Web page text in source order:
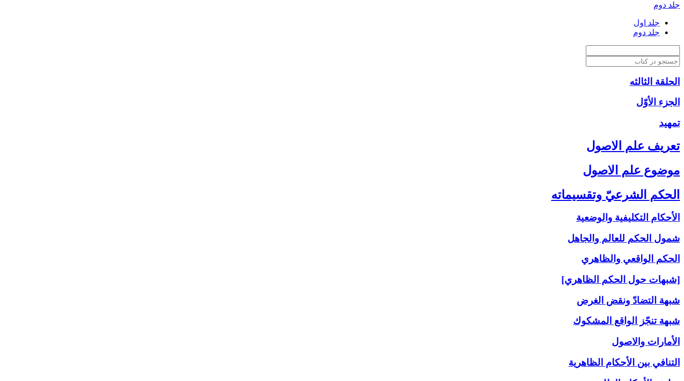
جلد دوم
جلد اول
جلد دوم
الحلقة الثالثه
الجزء الأوّل‏
تمهيد
تعريف علم الاصول‏
موضوع علم الاصول‏
الحكم الشرعيّ وتقسيماته‏
الأحكام التكليفية والوضعية
شمول الحكم للعالم والجاهل
الحكم الواقعي والظاهري
[شبهات حول الحكم الظاهري]
شبهة التضادّ ونقض الغرض
شبهة تنجّز الواقع المشكوك
الأمارات والاصول
التنافي بين الأحكام الظاهرية